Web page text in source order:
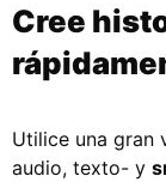
Cree
Utilice una gran
audio, texto- y